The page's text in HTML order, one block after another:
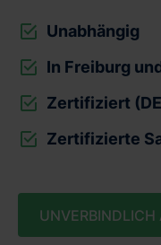
Unabhängig
In Freiburg
Zertifiziert
Zertifizierte
UNVERBINDLICH